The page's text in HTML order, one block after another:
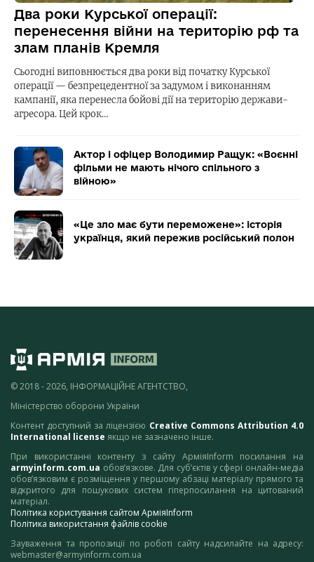
Два роки Курської операції:
перенесення війни на територію рф та
злам планів Кремля
Сьогодні виповнюється два роки від початку Курської
операції — безпрецедентної за задумом і виконанням
кампанії, яка перенесла бойові дії на територію держави-
агресора. Цей крок…
Актор і офіцер Володимир Ращук: «Воєнні
фільми не мають нічого спільного з
війною»
«Це зло має бути переможене»: історія
українця, який пережив російський полон
© 2018 - 2026, ІНФОРМАЦІЙНЕ АГЕНТСТВО,
Міністерство оборони України
Контент доступний за ліцензією Creative Commons Attribution 4.0
International license якщо не зазначено інше.
При використанні контенту з сайту АрміяInform посилання на
armyinform.com.ua обов’язкове. Для суб’єктів у сфері онлайн-медіа
обов’язковим є розміщення у першому абзаці матеріалу прямого та
відкритого для пошукових систем гіперпосилання на цитований
матеріал.
Політика користування сайтом АрміяInform
Політика використання файлів cookie
Зауваження та пропозиції по роботі сайту надсилайте на адресу:
webmaster@armyinform.com.ua